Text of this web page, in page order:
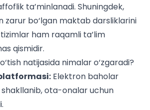
ta’minlanadi. Shuningdek,
zarur bo‘lgan maktab darsliklarini
ham raqamli ta’lim
qismidir.
natijasida nimalar o‘zgaradi?
Elektron baholar
ota-onalar uchun